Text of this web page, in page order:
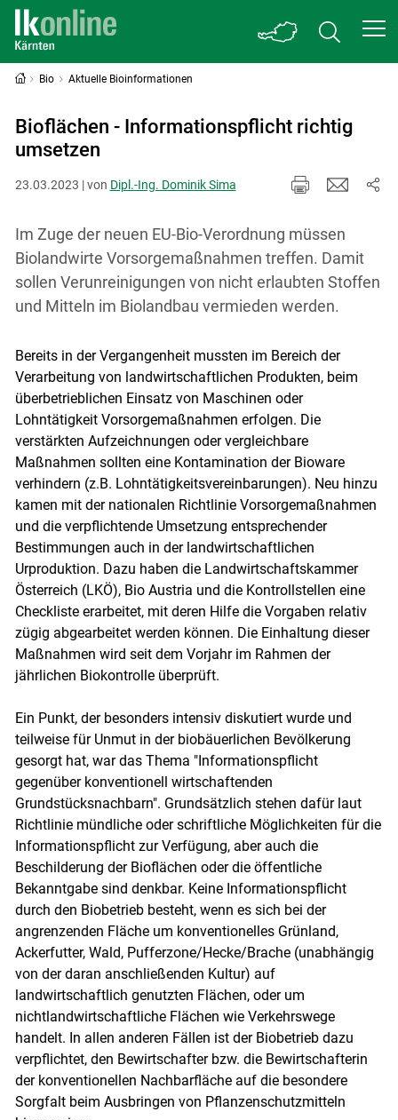
Bio Aktuelle Bioinformationen
Bioflächen - Informationspflicht richtig
umsetzen
23.03.2023 | von Dipl.-Ing. Dominik Sima
Im Zuge der neuen EU-Bio-Verordnung müssen
Biolandwirte Vorsorgemaßnahmen treffen. Damit
sollen Verunreinigungen von nicht erlaubten Stoffen
und Mitteln im Biolandbau vermieden werden.
Bereits in der Vergangenheit mussten im Bereich der
Verarbeitung von landwirtschaftlichen Produkten, beim
überbetrieblichen Einsatz von Maschinen oder
Lohntätigkeit Vorsorgemaßnahmen erfolgen. Die
verstärkten Aufzeichnungen oder vergleichbare
Maßnahmen sollten eine Kontamination der Bioware
verhindern (z.B. Lohntätigkeitsvereinbarungen). Neu hinzu
kamen mit der nationalen Richtlinie Vorsorgemaßnahmen
und die verpflichtende Umsetzung entsprechender
Bestimmungen auch in der landwirtschaftlichen
Urproduktion. Dazu haben die Landwirtschaftskammer
Österreich (LKÖ), Bio Austria und die Kontrollstellen eine
Checkliste erarbeitet, mit deren Hilfe die Vorgaben relativ
zügig abgearbeitet werden können. Die Einhaltung dieser
Maßnahmen wird seit dem Vorjahr im Rahmen der
jährlichen Biokontrolle überprüft.
Ein Punkt, der besonders intensiv diskutiert wurde und
teilweise für Unmut in der biobäuerlichen Bevölkerung
gesorgt hat, war das Thema "Informationspflicht
gegenüber konventionell wirtschaftenden
Grundstücksnachbarn". Grundsätzlich stehen dafür laut
Richtlinie mündliche oder schriftliche Möglichkeiten für die
Informationspflicht zur Verfügung, aber auch die
Beschilderung der Bioflächen oder die öffentliche
Bekanntgabe sind denkbar. Keine Informationspflicht
durch den Biobetrieb besteht, wenn es sich bei der
angrenzenden Fläche um konventionelles Grünland,
Ackerfutter, Wald, Pufferzone/Hecke/Brache (unabhängig
von der daran anschließenden Kultur) auf
landwirtschaftlich genutzten Flächen, oder um
nichtlandwirtschaftliche Flächen wie Verkehrswege
handelt. In allen anderen Fällen ist der Biobetrieb dazu
verpflichtet, den Bewirtschafter bzw. die Bewirtschafterin
der konventionellen Nachbarfläche auf die besondere
Sorgfalt beim Ausbringen von Pflanzenschutzmitteln